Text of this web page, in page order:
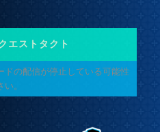
エストタクト
ドの配信が停止している可能性
。